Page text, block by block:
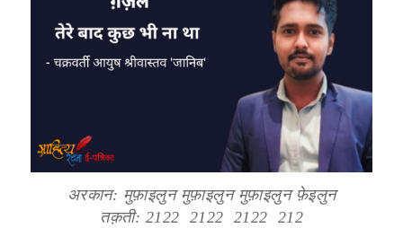
अरकान: मुफ़ाइलुन मुफ़ाइलुन मुफ़ाइलुन फ़ेइलुन
तक़ती: 2122 2122 2122 212